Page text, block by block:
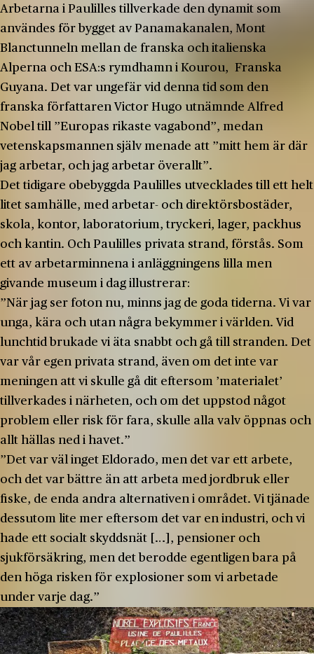
Arbetarna i Paulilles tillverkade den dynamit som
användes för bygget av Panamakanalen, Mont
Blanctunneln mellan de franska och italienska
Alperna och ESA:s rymdhamn i Kourou, Franska
Guyana. Det var ungefär vid denna tid som den
franska författaren Victor Hugo utnämnde Alfred
Nobel till ”Europas rikaste vagabond”, medan
vetenskapsmannen själv menade att ”mitt hem är där
jag arbetar, och jag arbetar överallt”.
Det tidigare obebyggda Paulilles utvecklades till ett helt
litet samhälle, med arbetar- och direktörsbostäder,
skola, kontor, laboratorium, tryckeri, lager, packhus
och kantin. Och Paulilles privata strand, förstås. Som
ett av arbetarminnena i anläggningens lilla men
givande museum i dag illustrerar:
”När jag ser foton nu, minns jag de goda tiderna. Vi var
unga, kära och utan några bekymmer i världen. Vid
lunchtid brukade vi äta snabbt och gå till stranden. Det
var vår egen privata strand, även om det inte var
meningen att vi skulle gå dit eftersom ’materialet’
tillverkades i närheten, och om det uppstod något
problem eller risk för fara, skulle alla valv öppnas och
allt hällas ned i havet.”
”Det var väl inget Eldorado, men det var ett arbete,
och det var bättre än att arbeta med jordbruk eller
fiske, de enda andra alternativen i området. Vi tjänade
dessutom lite mer eftersom det var en industri, och vi
hade ett socialt skyddsnät […], pensioner och
sjukförsäkring, men det berodde egentligen bara på
den höga risken för explosioner som vi arbetade
under varje dag.”